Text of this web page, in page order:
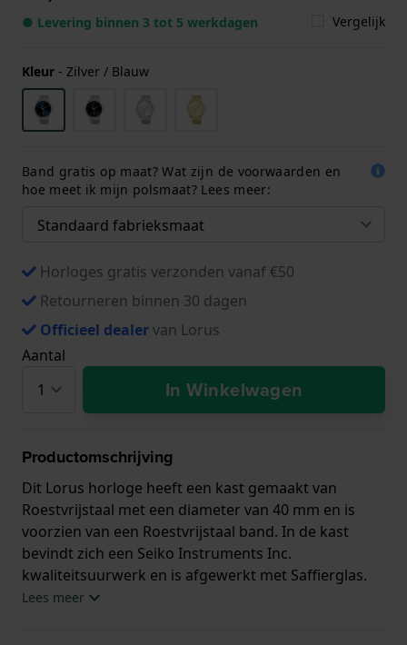
● Levering binnen 3 tot 5 werkdagen Vergelijk
Kleur - Zilver / Blauw
Band gratis op maat? Wat zijn de voorwaarden en
hoe meet ik mijn polsmaat? Lees meer:
Horloges gratis verzonden vanaf €50
Retourneren binnen 30 dagen
Officieel dealervan Lorus
Aantal
In Winkelwagen
Productomschrijving
Dit Lorus horloge heeft een kast gemaakt van
Roestvrijstaal met een diameter van 40 mm en is
voorzien van een Roestvrijstaal band. In de kast
bevindt zich een Seiko Instruments Inc.
kwaliteitsuurwerk en is afgewerkt met Saffierglas.
Lees meer